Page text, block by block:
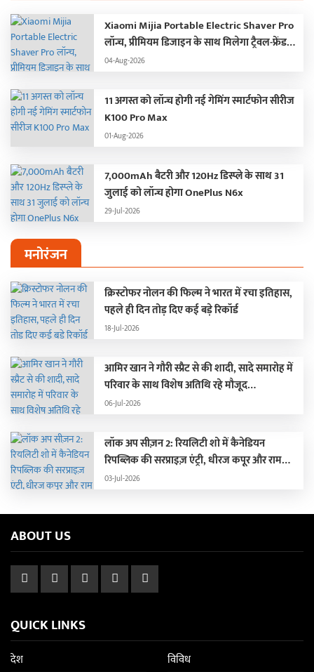
Xiaomi Mijia Portable Electric Shaver Pro
लॉन्च, प्रीमियम डिजाइन के साथ मिलेगा ट्रैवल-फ्रेंडली
अनुभव
04-Aug-2026
11 अगस्त को लॉन्च होगी नई गेमिंग स्मार्टफोन सीरीज
K100 Pro Max
01-Aug-2026
7,000mAh बैटरी और 120Hz डिस्प्ले के साथ 31
जुलाई को लॉन्च होगा OnePlus N6x
29-Jul-2026
मनोरंजन
क्रिस्टोफर नोलन की फिल्म ने भारत में रचा इतिहास,
पहले ही दिन तोड़ दिए कई बड़े रिकॉर्ड
18-Jul-2026
आमिर खान ने गौरी स्प्रैट से की शादी, सादे समारोह में
परिवार के साथ विशेष अतिथि रहे मौजूद…
06-Jul-2026
लॉक अप सीज़न 2: रियलिटी शो में कैनेडियन
रिपब्लिक की सरप्राइज़ एंट्री, धीरज कपूर और राम
कपूर की लगी क्लास
03-Jul-2026
ABOUT US
QUICK LINKS
देश
विविध